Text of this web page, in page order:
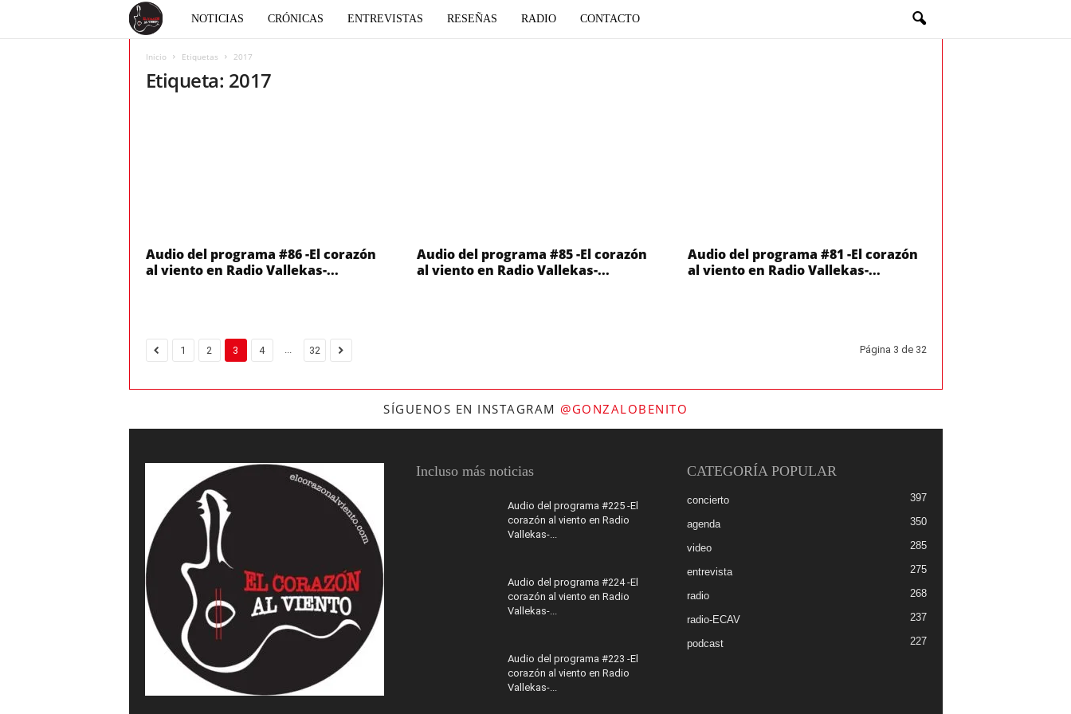
a
o
NOTICIAS CRÓNICAS ENTREVISTAS RESEÑAS RADIO CONTACTO
Inicio Etiquetas 2017
Etiqueta: 2017
Audio del programa #86 -El corazón
al viento en Radio Vallekas-...
Audio del programa #85 -El corazón
al viento en Radio Vallekas-...
Audio del programa #81 -El corazón
al viento en Radio Vallekas-...
1 2 3 4 ... 32 Página 3 de 32
SÍGUENOS EN INSTAGRAM @GONZALOBENITO
Incluso más noticias
Audio del programa #225 -El
corazón al viento en Radio
Vallekas-...
Audio del programa #224 -El
corazón al viento en Radio
Vallekas-...
Audio del programa #223 -El
corazón al viento en Radio
Vallekas-...
CATEGORÍA POPULAR
concierto 397
agenda 350
video 285
entrevista 275
radio 268
radio-ECAV 237
podcast 227